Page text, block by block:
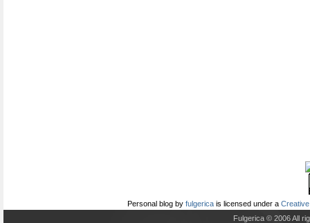
Personal blog by fulgerica is licensed under a
Fulgerica © 2006 All